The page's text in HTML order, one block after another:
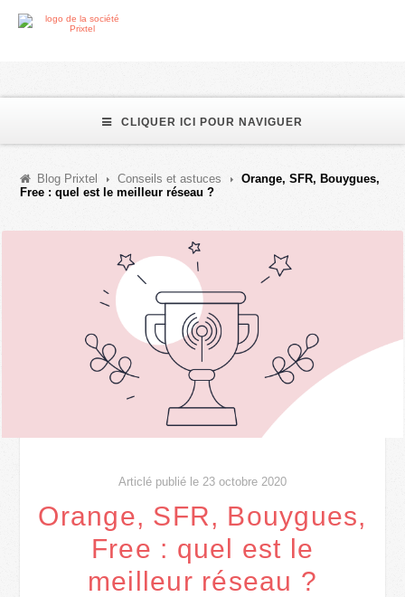
CLIQUER ICI POUR NAVIGUER
Blog Prixtel Conseils et astuces
Orange, SFR, Bouygues,
Free : quel est le meilleur réseau ?
Articlé publié le 23 octobre 2020
Orange, SFR, Bouygues,
Free : quel est le
meilleur réseau ?